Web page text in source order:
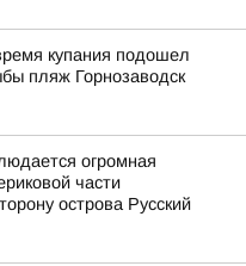
купания подошел
пляж Горнозаводск
огромная
части
острова Русский